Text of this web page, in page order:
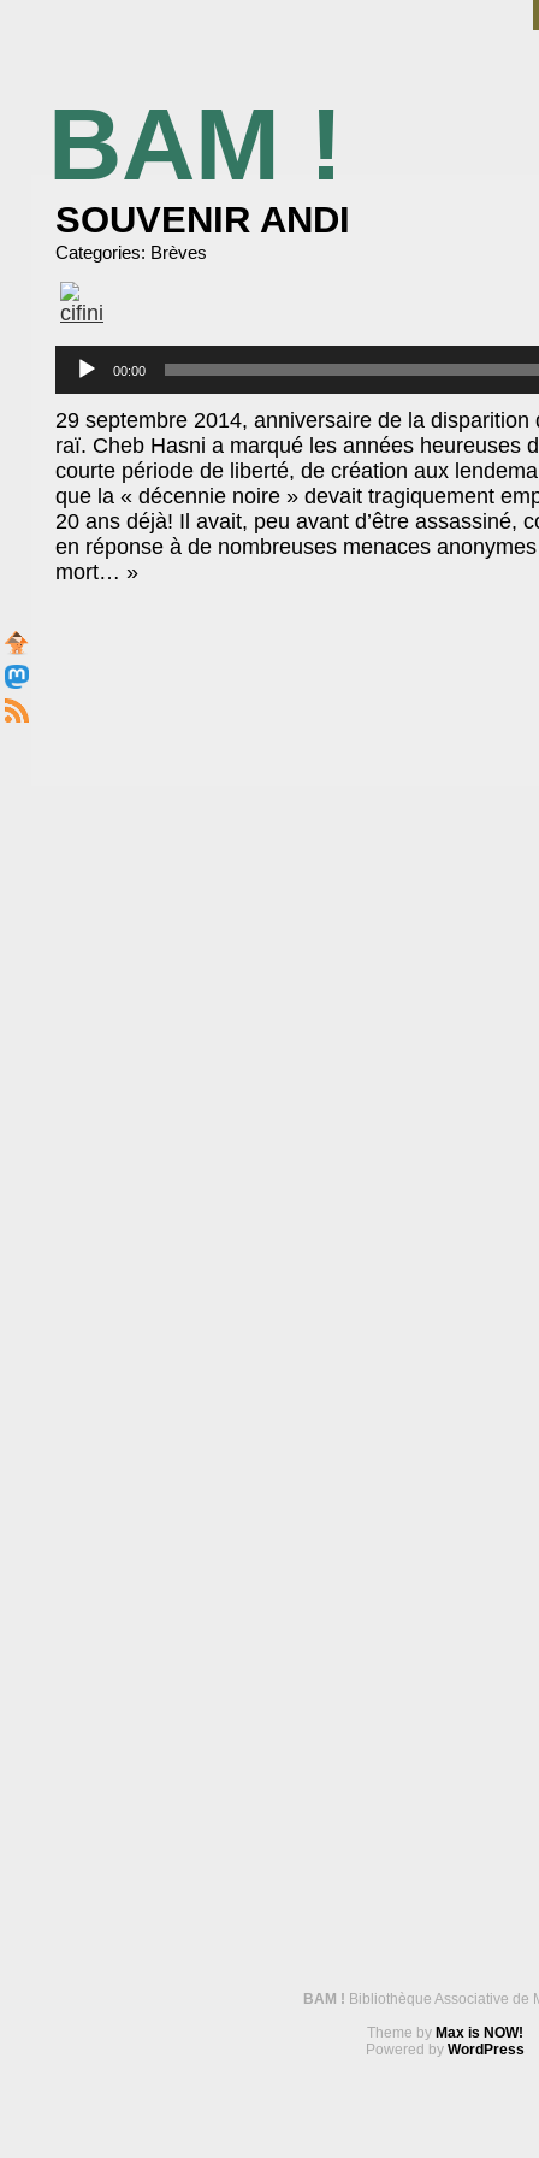
BAM !
SOUVENIR ANDI
Categories: Brèves
audio
00:00
29 septembre 2014, anniversaire de la disparition
raï. Cheb Hasni a marqué les années heureuses
courte période de liberté, de création aux
que la « décennie noire » devait tragiquement
20 ans déjà! Il avait, peu avant d’être assassiné,
en réponse à de nombreuses menaces
mort… »
BAM ! Bibliothèque Associative de
Theme by Max is NOW!
Powered by WordPress